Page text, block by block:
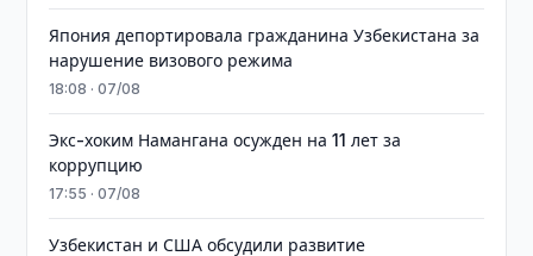
Япония депортировала гражданина Узбекистана за
нарушение визового режима
18:08 · 07/08
​​​​​​​Экс-хоким Намангана осужден на 11 лет за
коррупцию
17:55 · 07/08
Узбекистан и США обсудили развитие